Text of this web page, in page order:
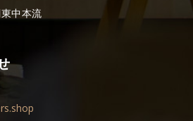
中本流